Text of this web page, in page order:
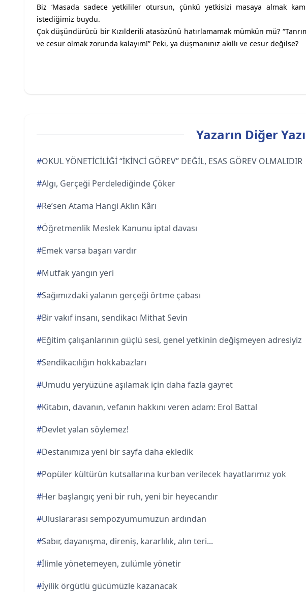
Biz ‘Masada sadece yetkililer otursun, çünkü yetkisizi masaya almak
istediğimiz buydu.
Çok düşündürücü bir Kızılderili atasözünü hatırlamamak mümkün mü?
ve cesur olmak zorunda kalayım!” Peki, ya düşmanınız akıllı ve cesur değilse?
Yazarın Diğer
#OKUL YÖNETİCİLİĞİ “İKİNCİ GÖREV” DEĞİL, ESAS GÖREV OLMALIDIR
#Algı, Gerçeği Perdelediğinde Çöker
#Re’sen Atama Hangi Aklın Kârı
#Öğretmenlik Meslek Kanunu iptal davası
#Emek varsa başarı vardır
#Mutfak yangın yeri
#Sağımızdaki yalanın gerçeği örtme çabası
#Bir vakıf insanı, sendikacı Mithat Sevin
#Eğitim çalışanlarının güçlü sesi, genel yetkinin değişmeyen adresiyiz
#Sendikacılığın hokkabazları
#Umudu yeryüzüne aşılamak için daha fazla gayret
#Kitabın, davanın, vefanın hakkını veren adam: Erol Battal
#Devlet yalan söylemez!
#Destanımıza yeni bir sayfa daha ekledik
#Popüler kültürün kutsallarına kurban verilecek hayatlarımız yok
#Her başlangıç yeni bir ruh, yeni bir heyecandır
#Uluslararası sempozyumumuzun ardından
#Sabır, dayanışma, direniş, kararlılık, alın teri...
#İlimle yönetemeyen, zulümle yönetir
#İyilik örgütlü gücümüzle kazanacak